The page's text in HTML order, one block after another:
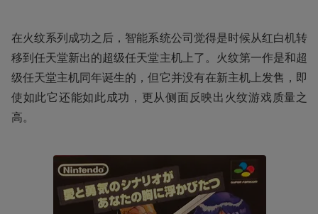
在火纹系列成功之后，智能系统公司觉得是时候从红白机转
移到任天堂新出的超级任天堂主机上了。火纹第一作是和超
级任天堂主机同年诞生的，但它并没有在新主机上发售，即
使如此它还能如此成功，更从侧面反映出火纹游戏质量之
高。